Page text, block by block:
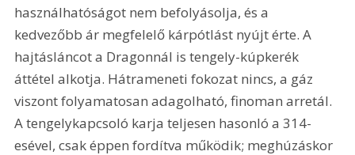
használhatóságot nem befolyásolja, és a
kedvezőbb ár megfelelő kárpótlást nyújt érte. A
hajtásláncot a Dragonnál is tengely-kúpkerék
áttétel alkotja. Hátrameneti fokozat nincs, a gáz
viszont folyamatosan adagolható, finoman arretál.
A tengelykapcsoló karja teljesen hasonló a 314-
esével, csak éppen fordítva működik; meghúzáskor